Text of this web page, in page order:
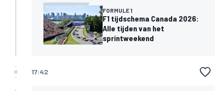
FORMULE 1
F1 tijdschema Canada 2026:
Alle tijden van het
sprintweekend
17:42